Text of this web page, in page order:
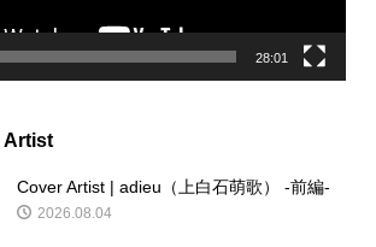
28:01
Artist
Cover Artist | adieu（上白石萌歌） -前編-
2026.08.04